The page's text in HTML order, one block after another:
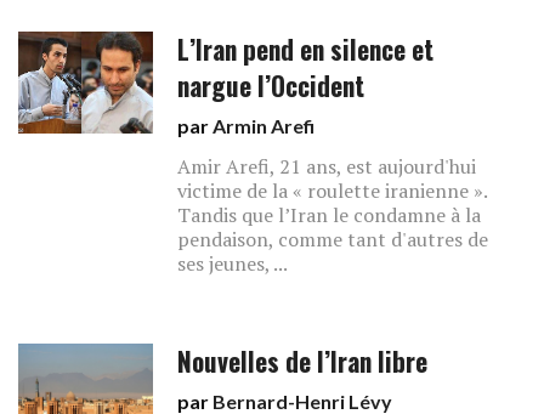
L’Iran pend en silence et
nargue l’Occident
parArmin Arefi
Amir Arefi, 21 ans, est aujourd'hui
victime de la « roulette iranienne ».
Tandis que l’Iran le condamne à la
pendaison, comme tant d'autres de
ses jeunes, ...
Nouvelles de l’Iran libre
par Bernard-Henri Lévy